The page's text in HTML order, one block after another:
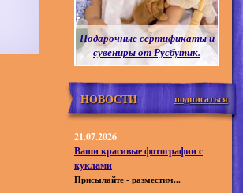
Подарочные сертификаты и
сувениры от Русбутик.
НОВОСТИ подписаться
21.07.2026
Ваши красивые фотографии с
куклами
Присылайте - разместим...